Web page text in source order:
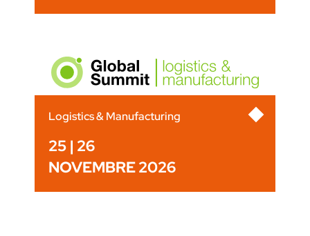
Logistics & Manufacturing
25 | 26
NOVEMBRE 2026